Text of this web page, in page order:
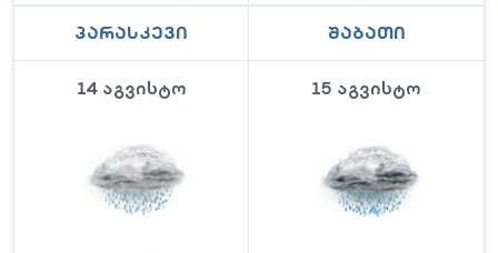
პარასკევი
14 აგვისტო
შაბათი
15 აგვისტო